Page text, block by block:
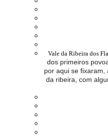
Vale da Ribeira dos
dos primeiros
por aqui se
da ribeira, com